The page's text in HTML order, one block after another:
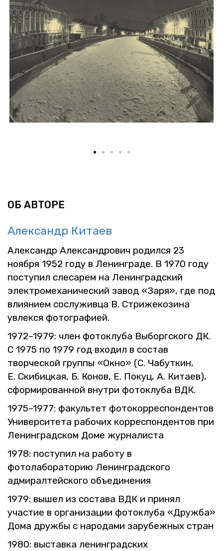
ОБ АВ­ТО­РЕ
Алек­сандр Ки­та­ев
Алек­сандр Алек­сан­дро­вич ро­дил­ся 23
но­яб­ря 1952 году в Ле­нин­гра­де. В 1970 году
по­сту­пил сле­са­рем на Ле­нин­град­ский
элек­тро­ме­ха­ни­че­ский завод «Заря», где под
вли­я­ни­ем со­слу­жив­ца В. Стри­же­ко­зи­на
увлек­ся фо­то­гра­фи­ей.
1972–1979: член фо­то­клу­ба Вы­борг­ско­го ДК.
С 1975 по 1979 год вхо­дил в со­став
твор­че­ской груп­пы «Окно» (С. Ча­бут­кин,
Е. Ски­биц­кая, Б. Конов, Е. Покуц, А. Ки­та­ев),
сфор­ми­ро­ван­ной внут­ри фо­то­клу­ба ВДК.
1975–1977: фа­куль­тет фо­то­кор­ре­спон­ден­тов
Уни­вер­си­те­та ра­бо­чих кор­ре­спон­ден­тов при
Ле­нин­град­ском Доме жур­на­ли­ста
1978: по­сту­пил на ра­бо­ту в
фо­то­ла­бо­ра­то­рию Ле­нин­град­ско­го
ад­ми­рал­тей­ско­го объ­еди­не­ния
1979: вышел из со­ста­ва ВДК и при­нял
уча­стие в ор­га­ни­за­ции фо­то­клу­ба «Друж­ба»
Дома друж­бы с на­ро­да­ми за­ру­беж­ных стран
1980: вы­став­ка ле­нин­град­ских